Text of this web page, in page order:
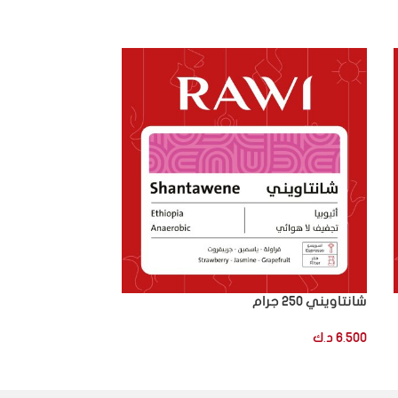
شانتاويني 250 جرام
6.500 د.ك